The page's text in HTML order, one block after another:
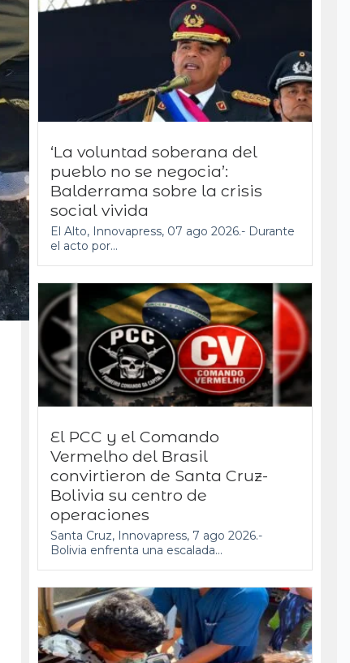
‘La voluntad soberana del
pueblo no se negocia’:
Balderrama sobre la crisis
social vivida
El Alto, Innovapress, 07 ago 2026.- Durante
el acto por...
El PCC y el Comando
Vermelho del Brasil
convirtieron de Santa Cruz-
Bolivia su centro de
operaciones
Santa Cruz, Innovapress, 7 ago 2026.-
Bolivia enfrenta una escalada...